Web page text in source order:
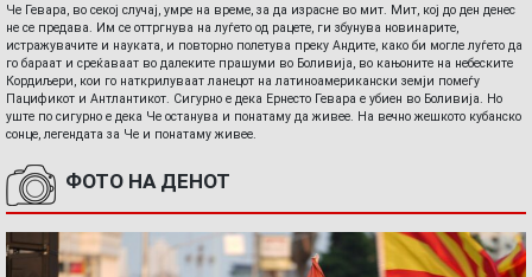
Че Гевара, во секој случај, умре на време, за да израсне во мит. Мит, кој до ден денес
не се предава. Им се оттргнува на луѓето од рацете, ги збунува новинарите,
истражувачите и науката, и повторно полетува преку Андите, како би могле луѓето да
го бараат и среќаваат во далеките прашуми во Боливија, во кањоните на небеските
Кордиљери, кои го наткрилуваат ланецот на латиноамерикански земји помеѓу
Пацификот и Антлантикот. Сигурно е дека Ернесто Гевара е убиен во Боливија. Но
уште по сигурно е дека Че останува и понатаму да живее. На вечно жешкото кубанско
сонце, легендата за Че и понатаму живее.
ФОТО НА ДЕНОТ